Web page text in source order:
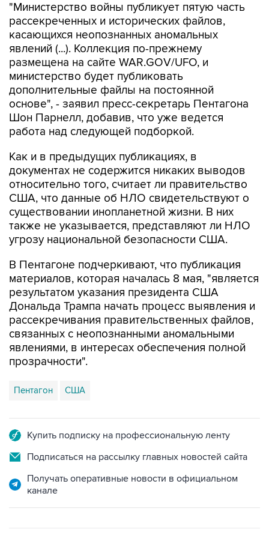
"Министерство войны публикует пятую часть
рассекреченных и исторических файлов,
касающихся неопознанных аномальных
явлений (...). Коллекция по-прежнему
размещена на сайте WAR.GOV/UFO, и
министерство будет публиковать
дополнительные файлы на постоянной
основе", - заявил пресс-секретарь Пентагона
Шон Парнелл, добавив, что уже ведется
работа над следующей подборкой.
Как и в предыдущих публикациях, в
документах не содержится никаких выводов
относительно того, считает ли правительство
США, что данные об НЛО свидетельствуют о
существовании инопланетной жизни. В них
также не указывается, представляют ли НЛО
угрозу национальной безопасности США.
В Пентагоне подчеркивают, что публикация
материалов, которая началась 8 мая, "является
результатом указания президента США
Дональда Трампа начать процесс выявления и
рассекречивания правительственных файлов,
связанных с неопознанными аномальными
явлениями, в интересах обеспечения полной
прозрачности".
Пентагон США
Купить подписку на профессиональную ленту
Подписаться на рассылку главных новостей сайта
Получать оперативные новости в официальном
канале